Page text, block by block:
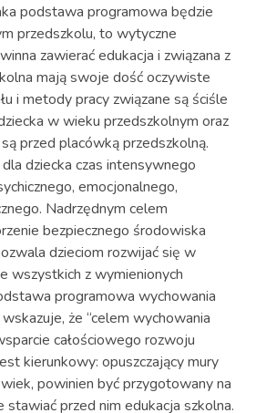
podstawa programowa będzie
przedszkolu, to wytyczne
zawierać edukacja i związana z
mają swoje dość oczywiste
i metody pracy związane są ściśle
w wieku przedszkolnym oraz
przed placówką przedszkolną.
dziecka czas intensywnego
emocjonalnego,
Nadrzędnym celem
bezpiecznego środowiska
dzieciom rozwijać się w
wszystkich z wymienionych
programowa wychowania
że “celem wychowania
całościowego rozwoju
kierunkowy: opuszczający mury
powinien być przygotowany na
stawiać przed nim edukacja szkolna.